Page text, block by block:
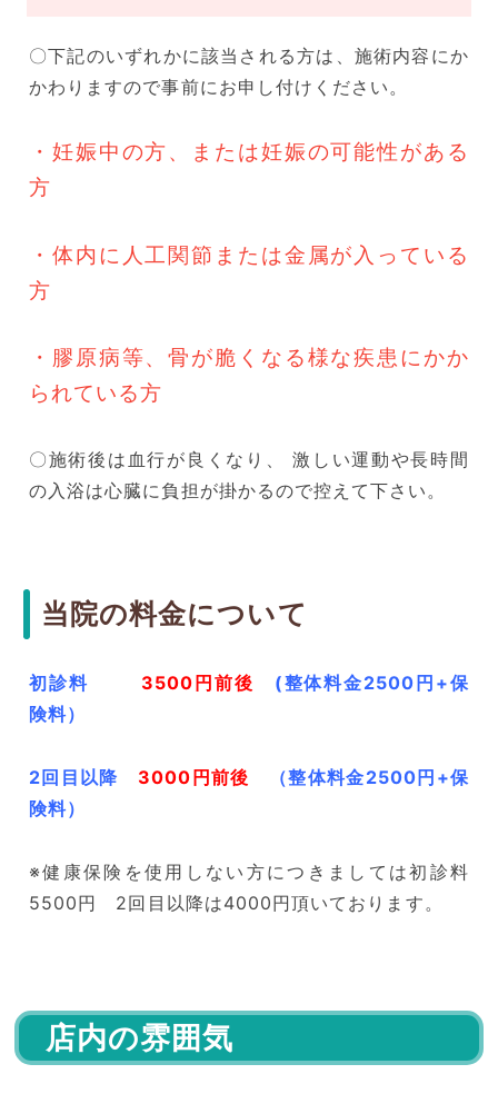
〇下記のいずれかに該当される方は、施術内容にか
かわりますので事前にお申し付けください。
・妊娠中の方、または妊娠の可能性がある
方
・体内に人工関節または金属が入っている
方
・膠原病等、骨が脆くなる様な疾患にかか
られている方
〇施術後は血行が良くなり、 激しい運動や長時間
の入浴は心臓に負担が掛かるので控えて下さい。
当院の料金について
初診料 3500円前後
(整体料金2500円+保
険料）
2回目以降 3000円前後
（整体料金2500円+保
険料）
※健康保険を使用しない方につきましては初診料
5500円 2回目以降は4000円頂いております。
店内の雰囲気